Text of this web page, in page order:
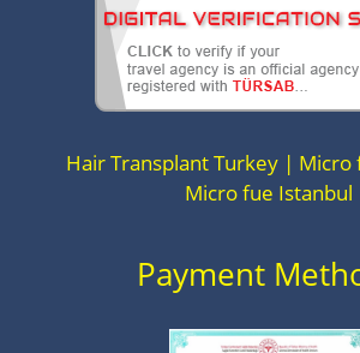
Hair Transplant Turkey | Micro
Micro fue Istanbul
Payment